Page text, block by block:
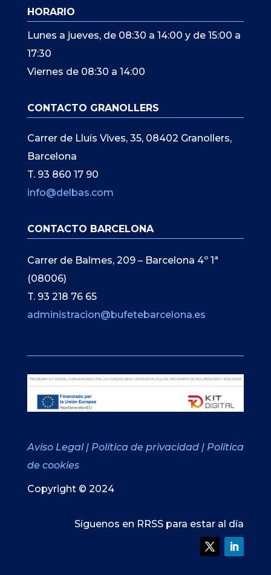
HORARIO
Lunes a jueves, de 08:30 a 14:00 y de 15:00 a
17:30
Viernes de 08:30 a 14:00
CONTACTO GRANOLLERS
Carrer de Lluís Vives, 35, 08402 Granollers,
Barcelona
T. 93 860 17 90
info@delbas.com
CONTACTO BARCELONA
Carrer de Balmes, 209 – Barcelona 4º 1ª
(08006)
T. 93 218 76 65
administracion@bufetebarcelona.es
Aviso Legal | Política de privacidad | Política
de cookies
Copyright © 2024
Síguenos en RRSS para estar al día